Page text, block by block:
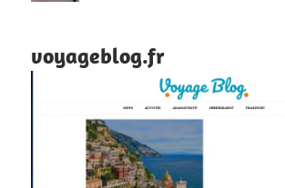
voyageblog.fr